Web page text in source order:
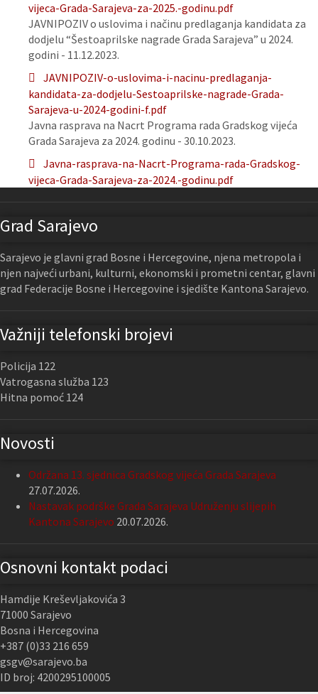
vijeca-Grada-Sarajeva-za-2025.-godinu.pdf
JAVNIPOZIV o uslovima i načinu predlaganja kandidata za
dodjelu “Šestoaprilske nagrade Grada Sarajeva” u 2024.
godini - 11.12.2023.
JAVNIPOZIV-o-uslovima-i-nacinu-predlaganja-
kandidata-za-dodjelu-Sestoaprilske-nagrade-Grada-
Sarajeva-u-2024-godini-f.pdf
Javna rasprava na Nacrt Programa rada Gradskog vijeća
Grada Sarajeva za 2024. godinu - 30.10.2023.
Javna-rasprava-na-Nacrt-Programa-rada-Gradskog-
vijeca-Grada-Sarajeva-za-2024.-godinu.pdf
Grad Sarajevo
Sarajevo je glavni grad Bosne i Hercegovine, njena metropola i
njen najveći urbani, kulturni, ekonomski i prometni centar, glavni
grad Federacije Bosne i Hercegovine i sjedište Kantona Sarajevo.
Važniji telefonski brojevi
Policija 122
Vatrogasna služba 123
Hitna pomoć 124
Novosti
Održana 13. sjednica Gradskog vijeća Grada Sarajeva
27.07.2026.
Nastavak podrške Grada Sarajeva Udruženju slijepih
Kantona Sarajevo 20.07.2026.
Osnovni kontakt podaci
Hamdije Kreševljakovića 3
71000 Sarajevo
Bosna i Hercegovina
+387 (0)33 216 659
gsgv@sarajevo.ba
ID broj: 4200295100005